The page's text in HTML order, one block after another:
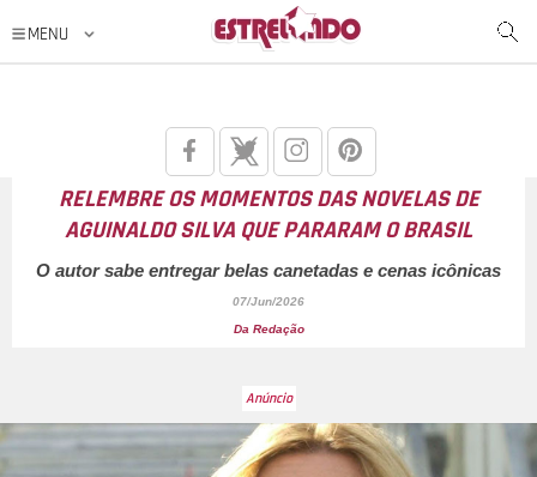
RELEMBRE OS MOMENTOS DAS NOVELAS DE
AGUINALDO SILVA QUE PARARAM O BRASIL
O autor sabe entregar belas canetadas e cenas icônicas
07/Jun/2026
Da Redação